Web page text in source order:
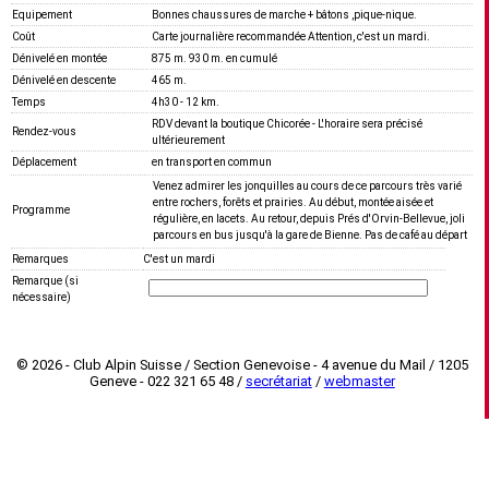
Equipement
Bonnes chaussures de marche + bâtons ,pique-nique.
Coût
Carte journalière recommandée Attention, c'est un mardi.
Dénivelé en montée
875 m. 930 m. en cumulé
Dénivelé en descente
465 m.
Temps
4h30 - 12 km.
Rendez-vous
RDV devant la boutique Chicorée - L'horaire sera précisé
ultérieurement
Déplacement
en transport en commun
Programme
Venez admirer les jonquilles au cours de ce parcours très varié
entre rochers, forêts et prairies. Au début, montée aisée et
régulière, en lacets. Au retour, depuis Prés d'Orvin-Bellevue, joli
parcours en bus jusqu'à la gare de Bienne. Pas de café au départ
Remarques
C'est un mardi
Remarque (si
nécessaire)
© 2026 - Club Alpin Suisse / Section Genevoise - 4 avenue du Mail / 1205
Geneve - 022 321 65 48 / secrétariat/ webmaster